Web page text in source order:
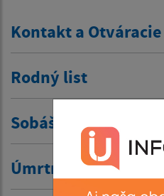
Kontakt a
Rodný list
Sobášny list
Úmrtný list